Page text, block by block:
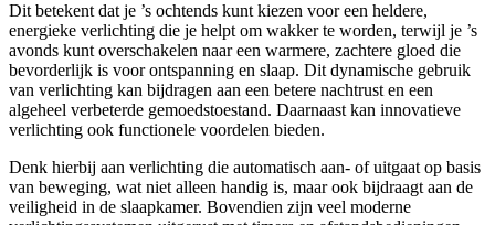
Dit betekent dat je ’s ochtends kunt kiezen voor een heldere,
energieke verlichting die je helpt om wakker te worden, terwijl je ’s
avonds kunt overschakelen naar een warmere, zachtere gloed die
bevorderlijk is voor ontspanning en slaap. Dit dynamische gebruik
van verlichting kan bijdragen aan een betere nachtrust en een
algeheel verbeterde gemoedstoestand. Daarnaast kan innovatieve
verlichting ook functionele voordelen bieden.
Denk hierbij aan verlichting die automatisch aan- of uitgaat op basis
van beweging, wat niet alleen handig is, maar ook bijdraagt aan de
veiligheid in de slaapkamer. Bovendien zijn veel moderne